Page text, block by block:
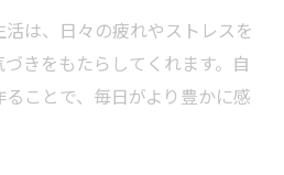
は、日々の疲れやストレスを
きをもたらしてくれます。自
ことで、毎日がより豊かに感